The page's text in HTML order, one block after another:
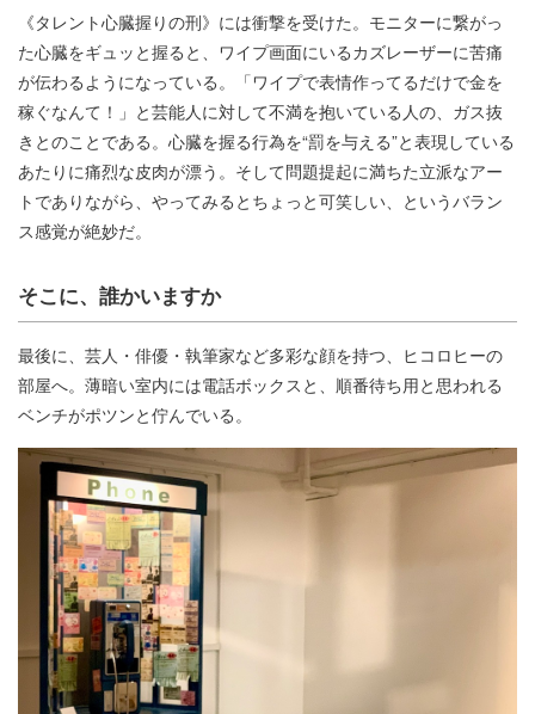
《タレント心臓握りの刑》には衝撃を受けた。モニターに繋がっ
た心臓をギュッと握ると、ワイプ画面にいるカズレーザーに苦痛
が伝わるようになっている。「ワイプで表情作ってるだけで金を
稼ぐなんて！」と芸能人に対して不満を抱いている人の、ガス抜
きとのことである。心臓を握る行為を“罰を与える”と表現している
あたりに痛烈な皮肉が漂う。そして問題提起に満ちた立派なアー
トでありながら、やってみるとちょっと可笑しい、というバラン
ス感覚が絶妙だ。
そこに、誰かいますか
最後に、芸人・俳優・執筆家など多彩な顔を持つ、ヒコロヒーの
部屋へ。薄暗い室内には電話ボックスと、順番待ち用と思われる
ベンチがポツンと佇んでいる。